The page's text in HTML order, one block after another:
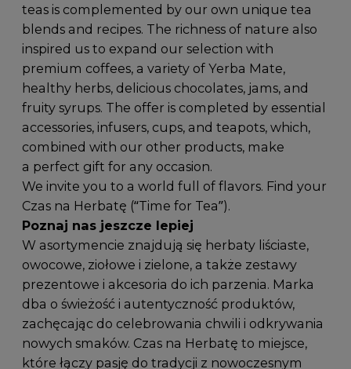
teas is complemented by our own unique tea
blends and recipes. The richness of nature also
inspired us to expand our selection with
premium coffees, a variety of Yerba Mate,
healthy herbs, delicious chocolates, jams, and
fruity syrups. The offer is completed by essential
accessories, infusers, cups, and teapots, which,
combined with our other products, make
a perfect gift for any occasion.
We invite you to a world full of flavors. Find your
Czas na Herbatę (“Time for Tea”).
Poznaj nas jeszcze lepiej
W asortymencie znajdują się herbaty liściaste,
owocowe, ziołowe i zielone, a także zestawy
prezentowe i akcesoria do ich parzenia. Marka
dba o świeżość i autentyczność produktów,
zachęcając do celebrowania chwili i odkrywania
nowych smaków. Czas na Herbatę to miejsce,
które łączy pasję do tradycji z nowoczesnym